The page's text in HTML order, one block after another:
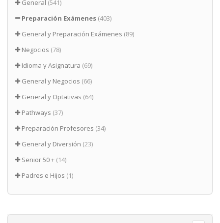
General (541)
Preparación Exámenes (403)
General y Preparación Exámenes (89)
Negocios (78)
Idioma y Asignatura (69)
General y Negocios (66)
General y Optativas (64)
Pathways (37)
Preparación Profesores (34)
General y Diversión (23)
Senior 50 + (14)
Padres e Hijos (1)